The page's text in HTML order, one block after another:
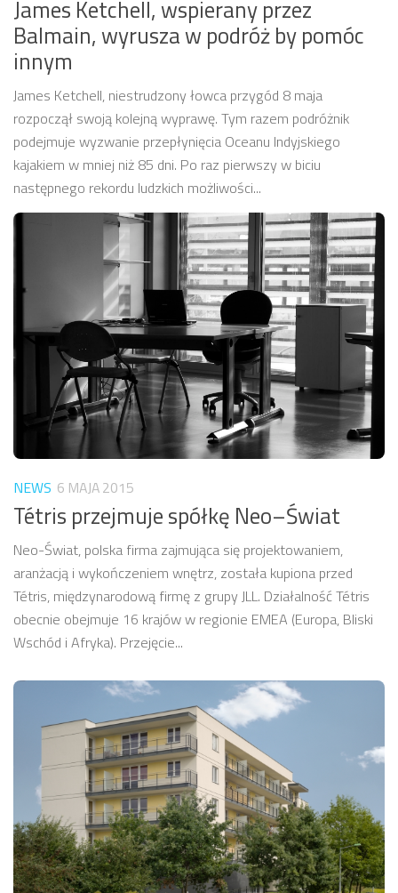
James Ketchell, wspierany przez
Balmain, wyrusza w podróż by pomóc
innym
James Ketchell, niestrudzony łowca przygód 8 maja
rozpoczął swoją kolejną wyprawę. Tym razem podróżnik
podejmuje wyzwanie przepłynięcia Oceanu Indyjskiego
kajakiem w mniej niż 85 dni. Po raz pierwszy w biciu
następnego rekordu ludzkich możliwości...
NEWS 6 MAJA 2015
Tétris przejmuje spółkę Neo–Świat
Neo-Świat, polska firma zajmująca się projektowaniem,
aranżacją i wykończeniem wnętrz, została kupiona przed
Tétris, międzynarodową firmę z grupy JLL. Działalność Tétris
obecnie obejmuje 16 krajów w regionie EMEA (Europa, Bliski
Wschód i Afryka). Przejęcie...